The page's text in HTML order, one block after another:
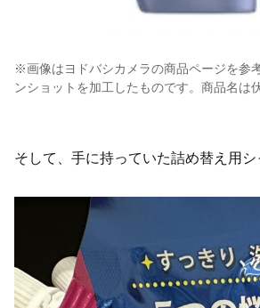
※画像はヨドバシカメラの商品ページを参
ンショットを加工したものです。商品名は
そして、手に持っていた詰め替え用シ